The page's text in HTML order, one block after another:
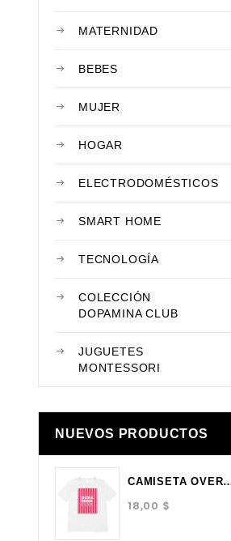
MATERNIDAD
BEBES
MUJER
HOGAR
ELECTRODOMÉSTICOS
SMART HOME
TECNOLOGÍA
COLECCIÓN
DOPAMINA CLUB
JUGUETES
MONTESSORI
NUEVOS PRODUCTOS
CAMISETA
18,00 $